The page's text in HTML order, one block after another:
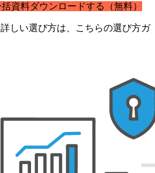
資料ダウンロードする（無料）
しい選び方は、こちらの選び方ガ